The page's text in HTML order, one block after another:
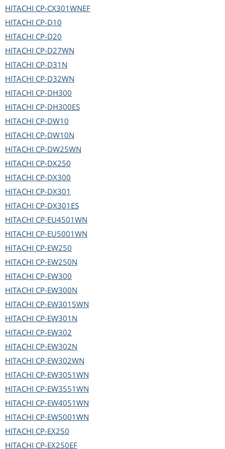
HITACHI CP-CX301WNEF
HITACHI CP-D10
HITACHI CP-D20
HITACHI CP-D27WN
HITACHI CP-D31N
HITACHI CP-D32WN
HITACHI CP-DH300
HITACHI CP-DH300ES
HITACHI CP-DW10
HITACHI CP-DW10N
HITACHI CP-DW25WN
HITACHI CP-DX250
HITACHI CP-DX300
HITACHI CP-DX301
HITACHI CP-DX301ES
HITACHI CP-EU4501WN
HITACHI CP-EU5001WN
HITACHI CP-EW250
HITACHI CP-EW250N
HITACHI CP-EW300
HITACHI CP-EW300N
HITACHI CP-EW3015WN
HITACHI CP-EW301N
HITACHI CP-EW302
HITACHI CP-EW302N
HITACHI CP-EW302WN
HITACHI CP-EW3051WN
HITACHI CP-EW3551WN
HITACHI CP-EW4051WN
HITACHI CP-EW5001WN
HITACHI CP-EX250
HITACHI CP-EX250EF